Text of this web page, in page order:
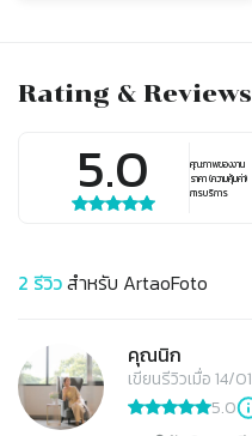
Rating & Reviews
5.0 คุณภาพของงาน
ราคา (ความคุ้มค่า)
การบริการ
2 รีวิวสำหรับ ArtaoFoto
คุณนิก
เขียนรีวิวเมื่อ 14/
5.0